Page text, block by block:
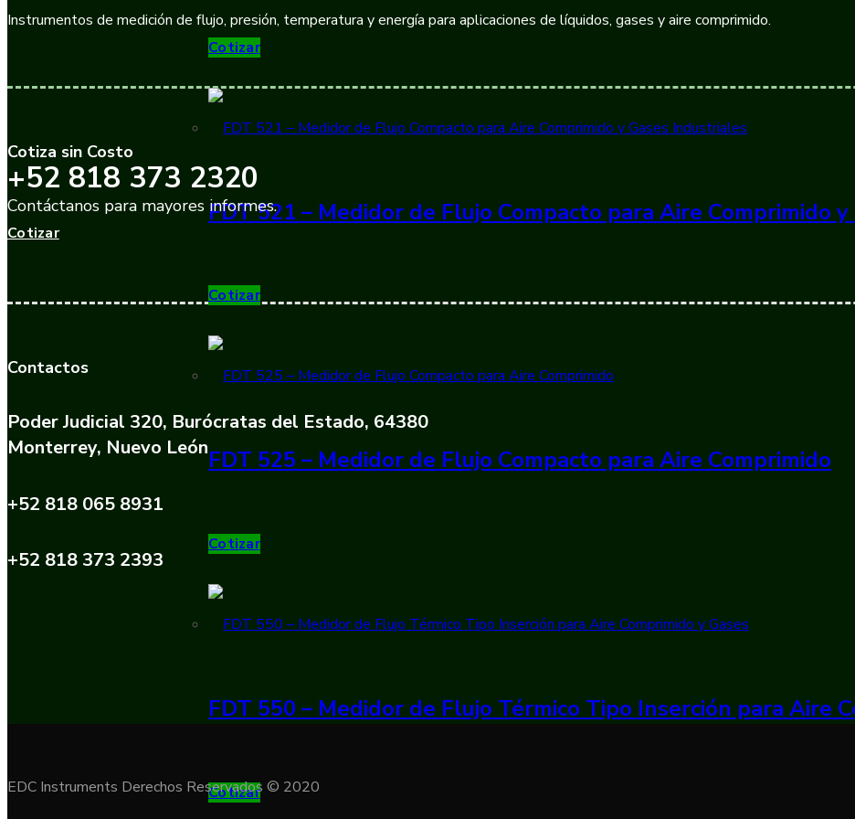
Cotizar
FDT 521 – Medidor de Flujo Compacto para Aire Comprimido
Cotizar
FDT 525 – Medidor de Flujo Compacto para Aire Comprimido
Cotizar
FDT 550 – Medidor de Flujo Térmico Tipo Inserción para Aire
Cotizar
Instrumentos de medición de flujo, presión, temperatura y energía para aplicaciones de líquidos, gases y aire comprimido.
Cotiza sin Costo
+52 818 373 2320
Contáctanos para mayores informes.
Cotizar
Contactos
Poder Judicial 320, Burócratas del Estado, 64380
Monterrey, Nuevo León
+52 818 065 8931
+52 818 373 2393
EDC Instruments Derechos Reservados © 2020